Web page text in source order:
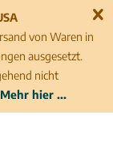
von Waren in
ausgesetzt.
nicht
Mehr hier ...